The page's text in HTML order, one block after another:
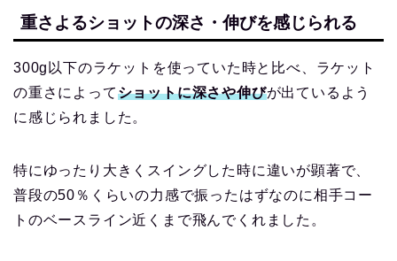
重さよるショットの深さ・伸びを感じられる
300g以下のラケットを使っていた時と比べ、ラケット
の重さによってショットに深さや伸びが出ているよう
に感じられました。
特にゆったり大きくスイングした時に違いが顕著で、
普段の50％くらいの力感で振ったはずなのに相手コー
トのベースライン近くまで飛んでくれました。